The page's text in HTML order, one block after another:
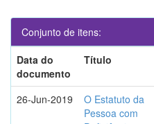
Conjunto de itens:
Data do
documento
Título
26-Jun-2019
O Estatuto da
Pessoa com